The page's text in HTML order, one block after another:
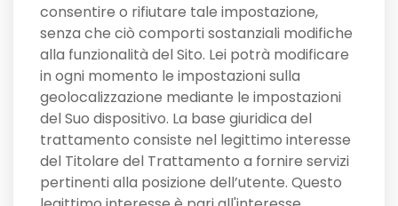
consentire o rifiutare tale impostazione,
senza che ciò comporti sostanziali modifiche
alla funzionalità del Sito. Lei potrà modificare
in ogni momento le impostazioni sulla
geolocalizzazione mediante le impostazioni
del Suo dispositivo. La base giuridica del
trattamento consiste nel legittimo interesse
del Titolare del Trattamento a fornire servizi
pertinenti alla posizione dell’utente. Questo